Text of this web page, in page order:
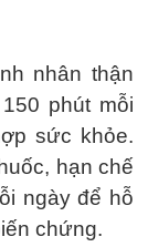
nhân thận
phút mỗi
sức khỏe.
hạn chế
ngày để hỗ
chứng.